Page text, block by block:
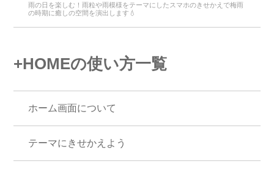
雨の日を楽しむ！雨粒や雨模様をテーマにしたスマホのきせかえで梅雨
の時期に癒しの空間を演出します💧
+HOMEの使い方一覧
ホーム画面について
テーマにきせかえよう